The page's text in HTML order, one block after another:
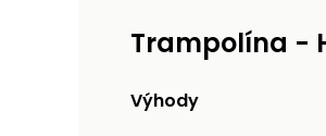
Trampolína -
Výhody